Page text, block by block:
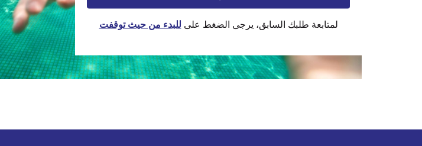
لمتابعة طلبك السابق، يرجى الضغط على للبدء من حيث توقفت